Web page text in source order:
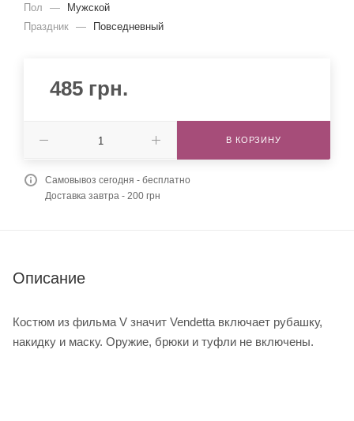
Пол
—
Мужской
Праздник — Повседневный
485 грн.
В КОРЗИНУ
Самовывоз сегодня - бесплатно
Доставка завтра - 200 грн
Описание
Костюм из фильма V значит Vendetta включает рубашку,
накидку и маску. Оружие, брюки и туфли не включены.